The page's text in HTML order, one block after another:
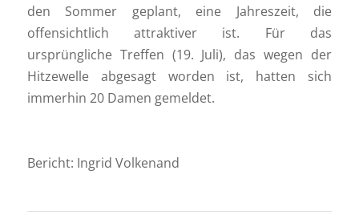
den Sommer geplant, eine Jahreszeit, die
offensichtlich attraktiver ist. Für das
ursprüngliche Treffen (19. Juli), das wegen der
Hitzewelle abgesagt worden ist, hatten sich
immerhin 20 Damen gemeldet.
Bericht: Ingrid Volkenand